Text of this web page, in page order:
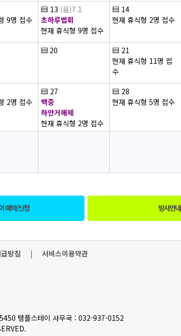
9명 접수
▤ 13 (음)7.1
초하루법회
현재 휴식형 9명 접수
▤ 14
현재 휴식형 2명 접수
▤ 20 ▤ 21
현재 휴식형 11명 접
수
2명 접수
▤ 27
백중
하안거해제
현재 휴식형 2명 접수
▤ 28
현재 휴식형 5명 접수
예약/신청 방사안내
방침 | 서비스이용약관
템플스테이 사무국 : 032-937-0152